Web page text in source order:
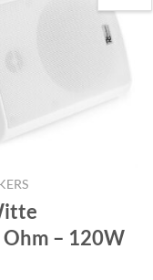
Toevoegen
aan
wenslijst
– 120W